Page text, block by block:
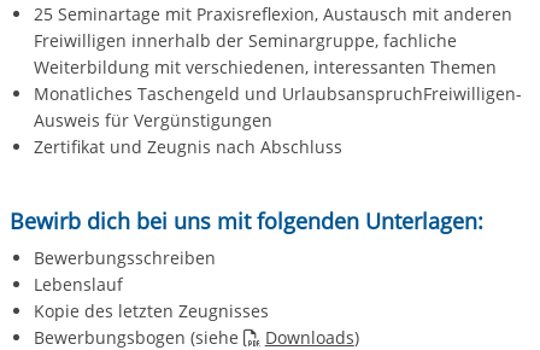
25 Seminartage mit Praxisreflexion, Austausch mit anderen
Freiwilligen innerhalb der Seminargruppe, fachliche
Weiterbildung mit verschiedenen, interessanten Themen
Monatliches Taschengeld und UrlaubsanspruchFreiwilligen-
Ausweis für Vergünstigungen
Zertifikat und Zeugnis nach Abschluss
Bewirb dich bei uns mit folgenden Unterlagen:
Bewerbungsschreiben
Lebenslauf
Kopie des letzten Zeugnisses
Bewerbungsbogen (siehe
Downloads)